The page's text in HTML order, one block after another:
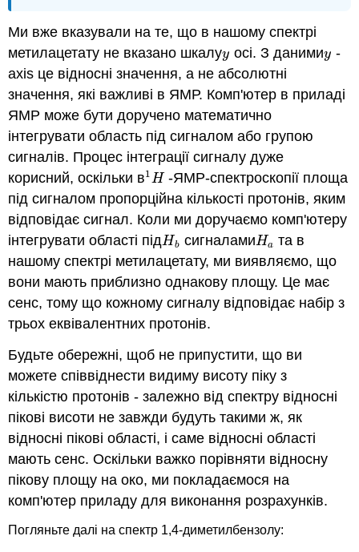
Ми вже вказували на те, що в нашому спектрі
метилацетату не вказано шкалуy
y осі. З данимиy
y -
axis це відносні значення, а не абсолютні
значення, які важливі в ЯМР. Комп'ютер в приладі
ЯМР може бути доручено математично
інтегрувати область під сигналом або групою
сигналів. Процес інтеграції сигналу дуже
корисний, оскільки в1H
1H-ЯМР-спектроскопії площа
під сигналом пропорційна кількості протонів, яким
відповідає сигнал. Коли ми доручаємо комп'ютеру
інтегрувати області підHb
Hb сигналамиHa
Ha та в
нашому спектрі метилацетату, ми виявляємо, що
вони мають приблизно однакову площу. Це має
сенс, тому що кожному сигналу відповідає набір з
трьох еквівалентних протонів.
Будьте обережні, щоб не припустити, що ви
можете співвіднести видиму висоту піку з
кількістю протонів - залежно від спектру відносні
пікові висоти не завжди будуть такими ж, як
відносні пікові області, і саме відносні області
мають сенс. Оскільки важко порівняти відносну
пікову площу на око, ми покладаємося на
комп'ютер приладу для виконання розрахунків.
Погляньте далі на спектр 1,4-диметилбензолу: